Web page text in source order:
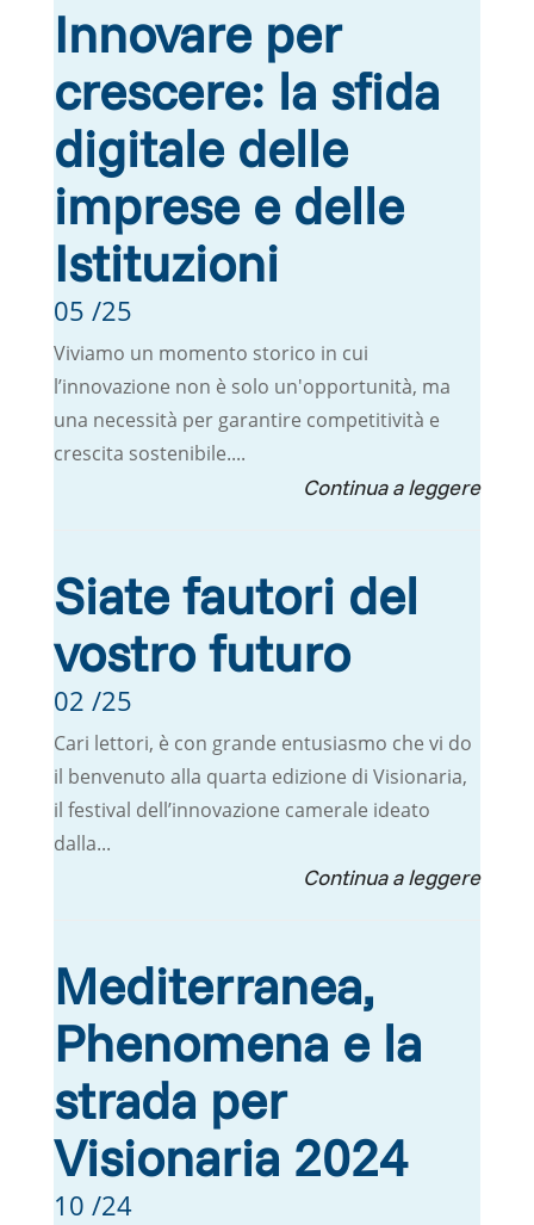
Innovare per
crescere: la sfida
digitale delle
imprese e delle
Istituzioni
05 /25
Viviamo un momento storico in cui
l’innovazione non è solo un'opportunità, ma
una necessità per garantire competitività e
crescita sostenibile....
Siate fautori del
vostro futuro
02 /25
Cari lettori, è con grande entusiasmo che vi do
il benvenuto alla quarta edizione di Visionaria,
il festival dell’innovazione camerale ideato
dalla...
Mediterranea,
Phenomena e la
strada per
Visionaria 2024
10 /24